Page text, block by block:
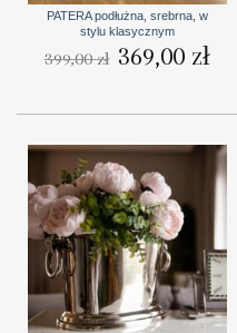
PATERA podłużna, srebrna, w
stylu klasycznym
399,00zł
Pierwotna
cena
369,00 złcena